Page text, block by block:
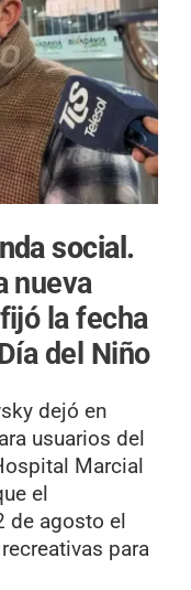
social.
nueva
la fecha
del Niño
dejó en
usuarios del
Marcial
el
de agosto el
para